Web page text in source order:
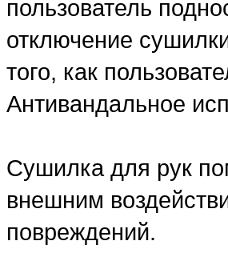
пользователь
отключение
того, как
Антивандальное
Сушилка для рук
внешним
повреждений.